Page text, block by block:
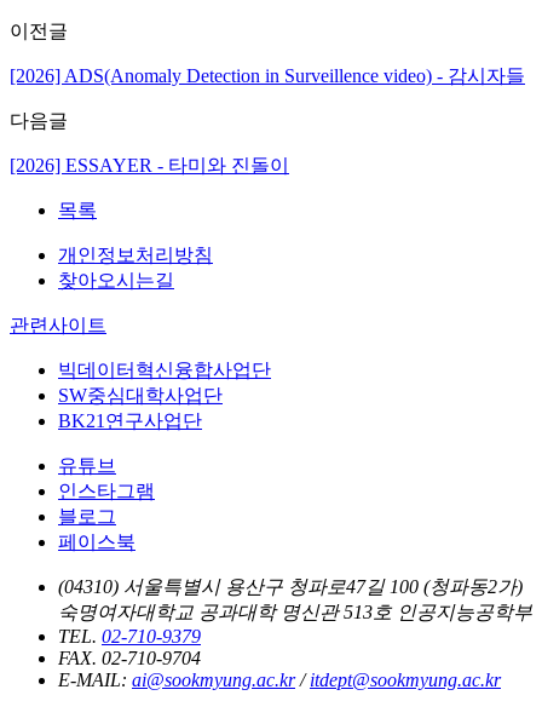
이전글
[2026] ADS(Anomaly Detection in Surveillence video) - 감시자들
다음글
[2026] ESSAYER - 타미와 진돌이
목록
개인정보처리방침
찾아오시는길
관련사이트
빅데이터혁신융합사업단
SW중심대학사업단
BK21연구사업단
유튜브
인스타그램
블로그
페이스북
(04310) 서울특별시 용산구 청파로47길 100 (청파동2가)
숙명여자대학교 공과대학 명신관 513호 인공지능공학부
TEL. 02-710-9379
FAX. 02-710-9704
E-MAIL: ai@sookmyung.ac.kr/itdept@sookmyung.ac.kr